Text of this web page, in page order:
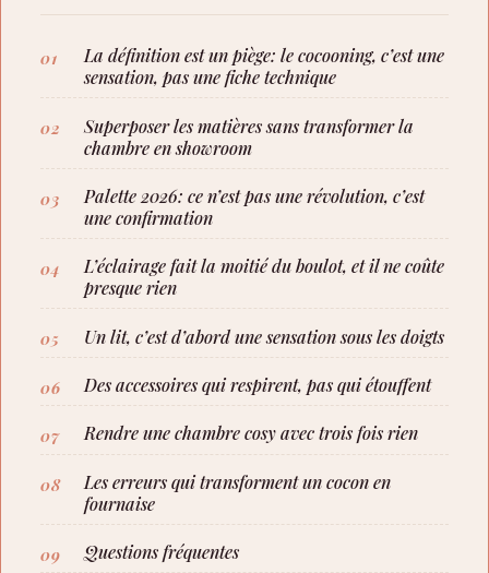
La définition est un piège: le cocooning, c’est une
sensation, pas une fiche technique
Superposer les matières sans transformer la
chambre en showroom
Palette 2026: ce n’est pas une révolution, c’est
une confirmation
L’éclairage fait la moitié du boulot, et il ne coûte
presque rien
Un lit, c’est d’abord une sensation sous les doigts
Des accessoires qui respirent, pas qui étouffent
Rendre une chambre cosy avec trois fois rien
Les erreurs qui transforment un cocon en
fournaise
Questions fréquentes